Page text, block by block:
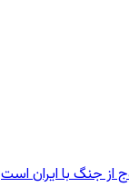
از جنگ با ایران است